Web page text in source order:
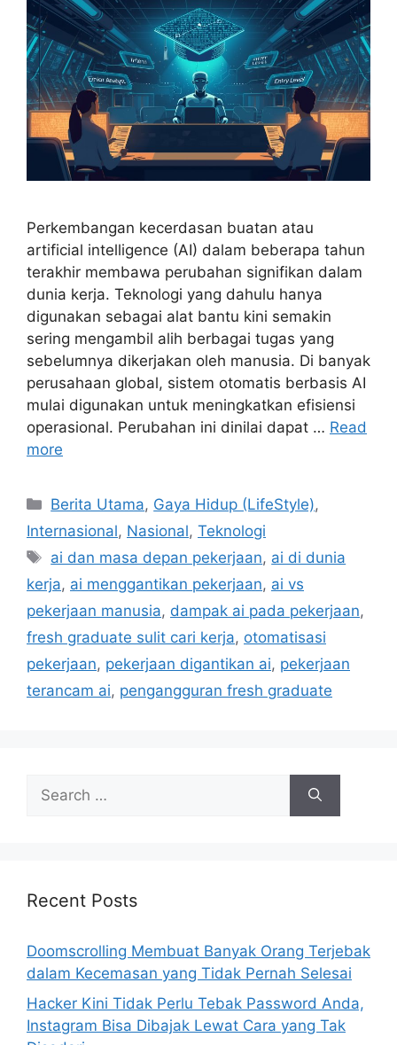
Perkembangan kecerdasan buatan atau
artificial intelligence (AI) dalam beberapa tahun
terakhir membawa perubahan signifikan dalam
dunia kerja. Teknologi yang dahulu hanya
digunakan sebagai alat bantu kini semakin
sering mengambil alih berbagai tugas yang
sebelumnya dikerjakan oleh manusia. Di banyak
perusahaan global, sistem otomatis berbasis AI
mulai digunakan untuk meningkatkan efisiensi
operasional. Perubahan ini dinilai dapat … Read
more
C
a
e
g
o
r
i
s
Berita Utama, Gaya Hidup (LifeStyle),
Internasional, Nasional, Teknologi
T
a
g
s
ai dan masa depan pekerjaan, ai di dunia
kerja, ai menggantikan pekerjaan, ai vs
pekerjaan manusia, dampak ai pada pekerjaan,
fresh graduate sulit cari kerja, otomatisasi
pekerjaan, pekerjaan digantikan ai, pekerjaan
terancam ai, pengangguran fresh graduate
h
r
:
Recent Posts
Doomscrolling Membuat Banyak Orang Terjebak
dalam Kecemasan yang Tidak Pernah Selesai
Hacker Kini Tidak Perlu Tebak Password Anda,
Instagram Bisa Dibajak Lewat Cara yang Tak